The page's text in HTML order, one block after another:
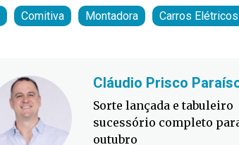
Comitiva Montadora Carros Elétricos
Cláudio Prisco
Sorte lançada e tabuleiro
sucessório completo
outubro